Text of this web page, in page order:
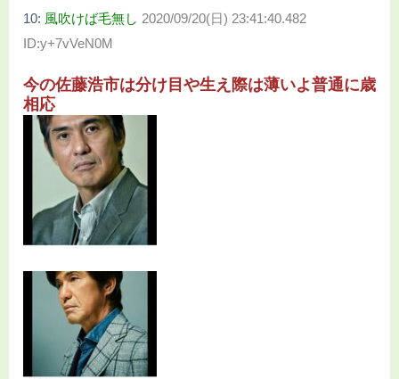
10: 風吹けば毛無し 2020/09/20(日) 23:41:40.482
ID:y+7vVeN0M
今の佐藤浩市は分け目や生え際は薄いよ普通に歳
相応